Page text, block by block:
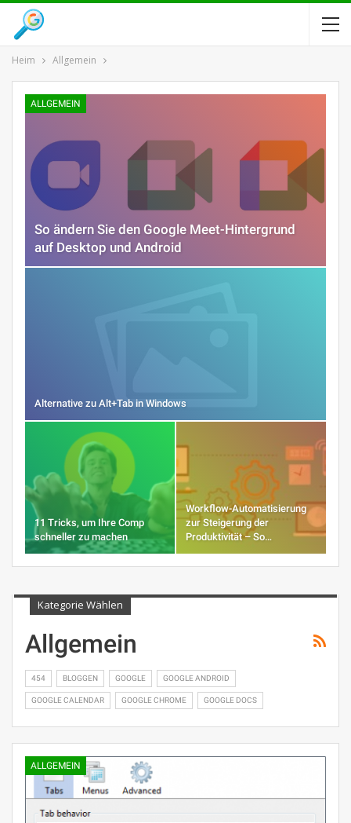
Heim Allgemein
ALLGEMEIN
So ändern Sie den Google Meet-Hintergrund
auf Desktop und Android
Alternative zu Alt+Tab in Windows
11 Tricks, um Ihre Comp
schneller zu machen
Workflow-Automatisierung
zur Steigerung der
Produktivität – So…
Kategorie Wählen
Allgemein
454 BLOGGEN GOOGLE GOOGLE ANDROID
GOOGLE CALENDAR GOOGLE CHROME GOOGLE DOCS
ALLGEMEIN